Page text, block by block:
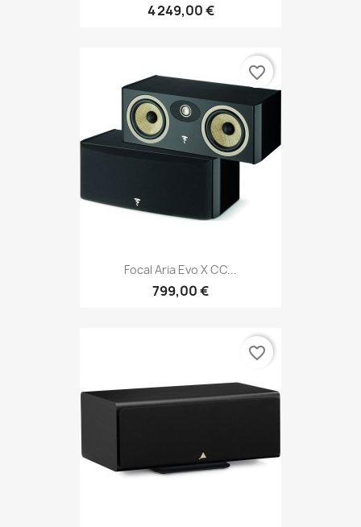
4 249,00 €
Focal Aria Evo X CC...
799,00 €
favorite_border
favorite_border